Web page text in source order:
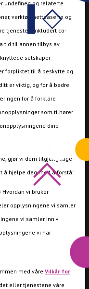
undefined og relaterte
verktøy, nettbaserte og
tjenester (inkludert co-
tid til annen tilbys av
selskaper
forpliktet til å beskytte og
er viktig, og for å bedre
for å forklare
som tilhører
dine
gjør vi dem tilgjengelige
å hjelpe deg med å forstå:
Hvordan vi bruker
opplysningene vi samler
vi samler inn •
vi har
med våre Vilkår for
eller tjenestene våre